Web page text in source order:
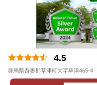
4.5
群馬県吾妻郡草津町大字草津465-4